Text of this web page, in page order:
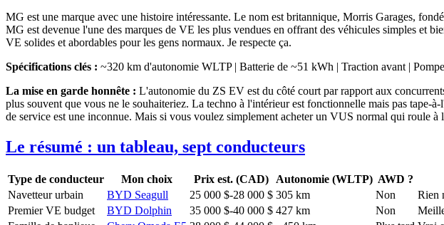
MG est une marque avec une histoire intéressante. Le nom est britannique, Morris Garages,
MG est devenue l'une des marques de VE les plus vendues en offrant des véhicules simples et
VE solides et abordables pour les gens normaux. Je respecte ça.
Spécifications clés : ~320 km d'autonomie WLTP | Batterie de ~51 kWh | Traction avant |
La mise en garde honnête : L'autonomie du ZS EV est du côté court par rapport aux
plus souvent que vous ne le souhaiteriez. La techno à l'intérieur est fonctionnelle mais pas tape-
de service est une inconnue. Mais si vous voulez simplement acheter un VUS normal qui roule
Le résumé : un tableau, sept conducteurs
Type de conducteur Mon choix Prix est. (CAD) Autonomie (WLTP) AWD ?
Navetteur urbain
BYD Seagull 25 000 $-28 000 $ 305 km Non
Rien
Premier VE budget
BYD Dolphin 35 000 $-40 000 $ 427 km Non